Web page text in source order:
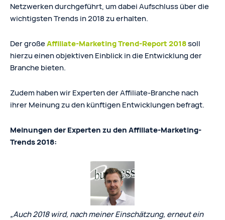
Netzwerken durchgeführt, um dabei Aufschluss über die
wichtigsten Trends in 2018 zu erhalten.
Der großeAffiliate-Marketing Trend-Report 2018soll
hierzu einen objektiven Einblick in die Entwicklung der
Branche bieten.
Zudem haben wir Experten der Affiliate-Branche nach
ihrer Meinung zu den künftigen Entwicklungen befragt.
Meinungen der Experten zu den Affiliate-Marketing-
Trends 2018:
„Auch 2018 wird, nach meiner Einschätzung, erneut ein